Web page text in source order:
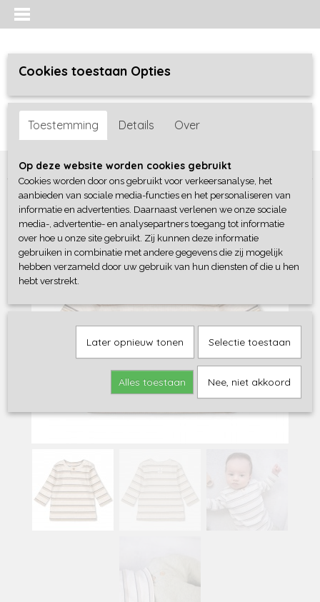
Inloggen Registreren
Home >Jongens baby>shirts / polo's>Feetje
Cookies toestaan Opties
Toestemming Details Over
Op deze website worden cookies gebruikt
Cookies worden door ons gebruikt voor verkeersanalyse, het
aanbieden van sociale media-functies en het personaliseren van
informatie en advertenties. Daarnaast verlenen we onze sociale
media-, advertentie- en analysepartners toegang tot informatie
over hoe u onze site gebruikt. Zij kunnen deze informatie
gebruiken in combinatie met andere gegevens die zij mogelijk
hebben verzameld door uw gebruik van hun diensten of die u hen
hebt verstrekt.
Later opnieuw tonen Selectie toestaan
Alles toestaan Nee, niet akkoord